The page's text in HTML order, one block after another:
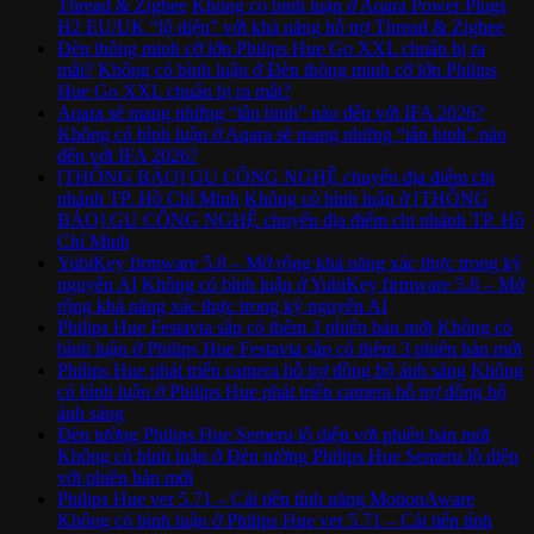
Thread & Zigbee Không có bình luận ở Aqara Power Plugs
H2 EU/UK “lộ diện” với khả năng hỗ trợ Thread & Zigbee
Đèn thông minh cỡ lớn Philips Hue Go XXL chuẩn bị ra
mắt? Không có bình luận ở Đèn thông minh cỡ lớn Philips
Hue Go XXL chuẩn bị ra mắt?
Aqara sẽ mang những “tân binh” nào đến với IFA 2026?
Không có bình luận ở Aqara sẽ mang những “tân binh” nào
đến với IFA 2026?
[THÔNG BÁO] GU CÔNG NGHỆ chuyển địa điểm chi
nhánh TP. Hồ Chí Minh Không có bình luận ở [THÔNG
BÁO] GU CÔNG NGHỆ chuyển địa điểm chi nhánh TP. Hồ
Chí Minh
YubiKey firmware 5.8 – Mở rộng khả năng xác thực trong kỷ
nguyên AI Không có bình luận ở YubiKey firmware 5.8 – Mở
rộng khả năng xác thực trong kỷ nguyên AI
Philips Hue Festavia sắp có thêm 3 phiên bản mới Không có
bình luận ở Philips Hue Festavia sắp có thêm 3 phiên bản mới
Philips Hue phát triển camera hỗ trợ đồng bộ ánh sáng Không
có bình luận ở Philips Hue phát triển camera hỗ trợ đồng bộ
ánh sáng
Đèn tường Philips Hue Semeru lộ diện với phiên bản mới
Không có bình luận ở Đèn tường Philips Hue Semeru lộ diện
với phiên bản mới
Philips Hue ver 5.71 – Cải tiến tính năng MotionAware
Không có bình luận ở Philips Hue ver 5.71 – Cải tiến tính